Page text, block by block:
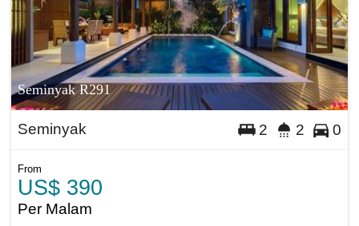
Seminyak R291
Seminyak 2 2 0
From
US$ 390
Per Malam